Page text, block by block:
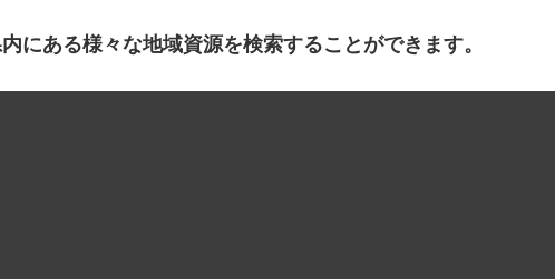
にある様々な地域資源を検索することができます。